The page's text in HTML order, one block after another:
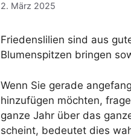
2. März 2025
Friedenslilien sind aus
Blumenspitzen bringen
Wenn Sie gerade
hinzufügen möchten,
ganze Jahr über das
scheint, bedeutet dies